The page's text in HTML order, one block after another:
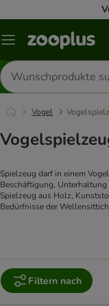
Menü
Produkte
suchen
Vogel
Spielzeug darf in einem
Beschäftigung,
Spielzeug aus Holz,
Bedürfnisse der
Filtern nach